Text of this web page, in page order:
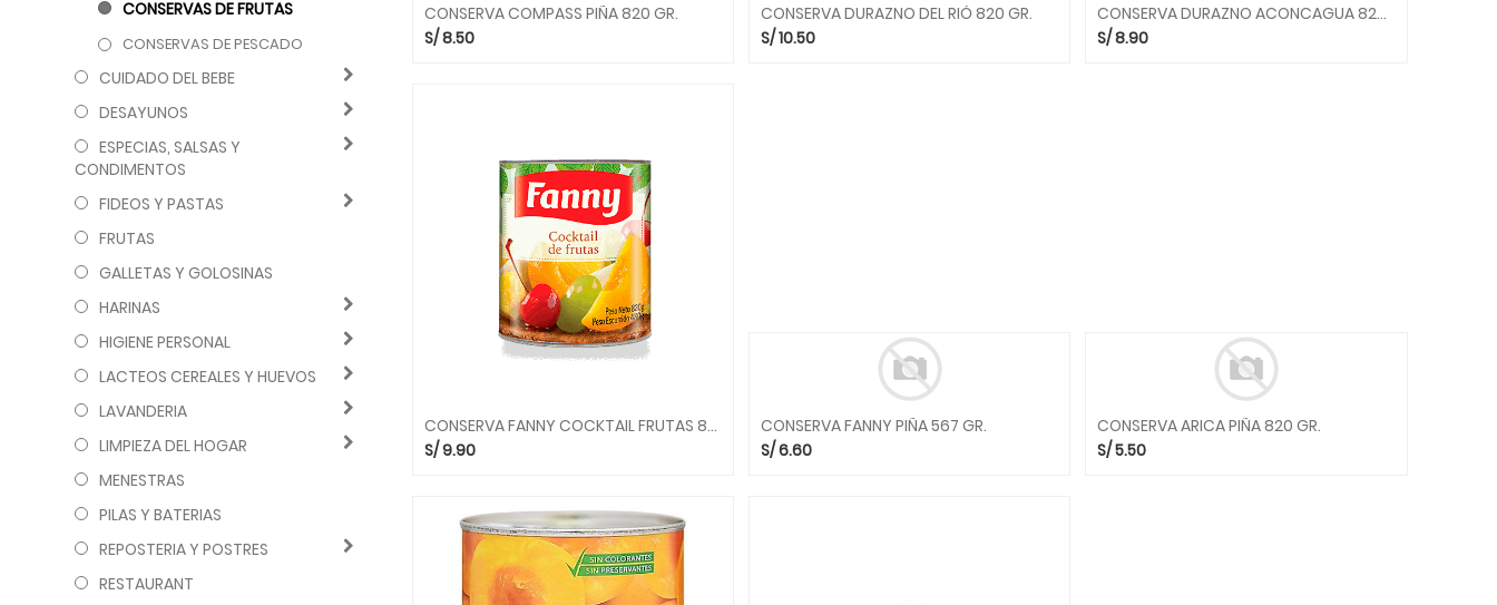
CONSERVAS DE FRUTAS
CONSERVAS DE PESCADO
CUIDADO DEL BEBE
DESAYUNOS
ESPECIAS, SALSAS Y
CONDIMENTOS
FIDEOS Y PASTAS
FRUTAS
GALLETAS Y GOLOSINAS
HARINAS
HIGIENE PERSONAL
LACTEOS CEREALES Y HUEVOS
LAVANDERIA
LIMPIEZA DEL HOGAR
MENESTRAS
PILAS Y BATERIAS
REPOSTERIA Y POSTRES
RESTAURANT
CONSERVA COMPASS PIÑA 820 GR.
S/8.50
CONSERVA DURAZNO DEL RIÓ 820 GR.
S/10.50
CONSERVA DURAZNO ACONCAGUA 820 GR.
S/8.90
CONSERVA FANNY COCKTAIL FRUTAS 820 GR.
S/9.90
CONSERVA FANNY PIÑA 567 GR.
S/6.60
CONSERVA ARICA PIÑA 820 GR.
S/5.50